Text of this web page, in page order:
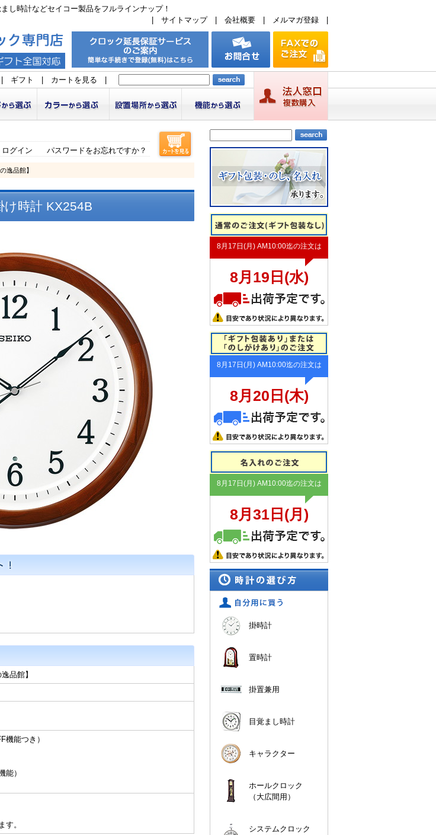
し時計などセイコー製品をフルラインナップ！
サイトマップ| 会社概要 メルマガ登録
ギフト カートを見る
ログイン パスワードをお忘れですか？
逸品館】
け時計 KX254B
品館】
機能つき）
能）
す。
掛時計
置時計
掛置兼用
目覚まし時計
キャラクター
ホールクロック
（大広間用）
システムクロック